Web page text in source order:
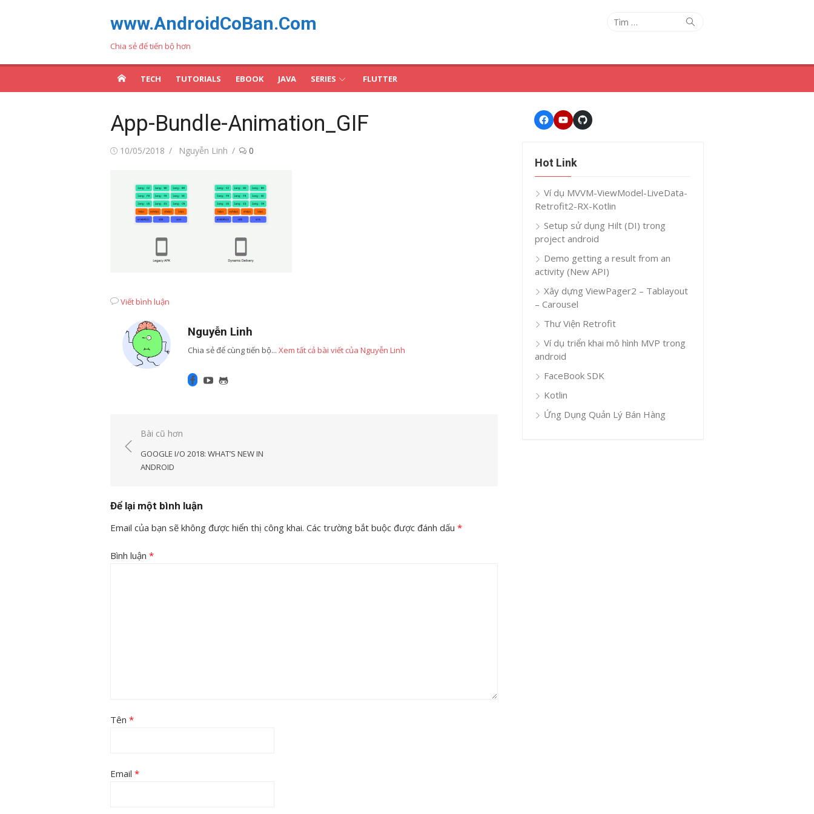
www.AndroidCoBan.Com
Chia sẻ để tiến bộ hơn
Tìm
cho:
Tìm
TECH TUTORIALS EBOOK JAVA SERIES FLUTTER
App-Bundle-Animation_GIF
Đăng10/05/2018
Tác
Nguyễn Linh 0
Viết bình luận
Nguyễn Linh
Chia sẻ để cùng tiến bộ... Xem tất cả bài viết của Nguyễn Linh
Facebook
YoutubeGitHub
Điều
hướng
Bài cũ hơn
GOOGLE I/O 2018: WHAT’S NEW IN
ANDROID
Để lại một bình luận
Email của bạn sẽ không được hiển thị công khai. Các trường bắt buộc được đánh dấu *
Bình luận *
Tên *
Email *
Facebook
YoutubeGitHub
Hot Link
Ví dụ MVVM-ViewModel-LiveData-
Retrofit2-RX-Kotlin
Setup sử dụng Hilt (DI) trong
project android
Demo getting a result from an
activity (New API)
Xây dựng ViewPager2 – Tablayout
– Carousel
Thư Viện Retrofit
Ví dụ triển khai mô hình MVP trong
android
FaceBook SDK
Kotlin
Ứng Dụng Quản Lý Bán Hàng